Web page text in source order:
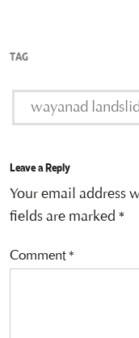
TAG
wayanad
Leave a Reply
Your email address
fields are marked *
Comment*